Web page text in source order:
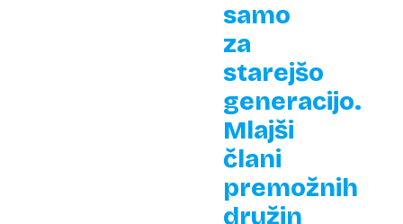
samo
za
starejšo
generacijo.
Mlajši
člani
premožnih
družin